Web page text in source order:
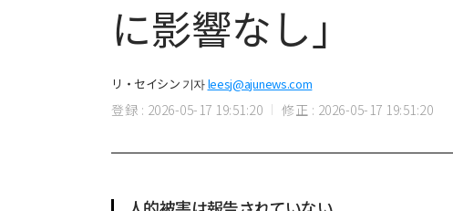
に影響なし」
リ・セイシン 기자leesj@ajunews.com
登録 : 2026-05-17 19:51:20 修正 : 2026-05-17 19:51:20